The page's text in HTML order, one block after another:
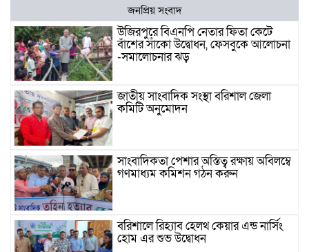
জনপ্রিয় সংবাদ
উজিরপুরে বিএনপি নেতার ফিতা কেটে
বাঁশের সাঁকো উদ্বোধন, ফেসবুকে আলোচনা
-সমালোচনার ঝড়
জাতীয় সাংবাদিক সংস্থা বরিশাল জেলা
কমিটি অনুমোদন
সাংবাদিকতা পেশার অস্তিত্ব রক্ষায় অবিলম্বে
গণমাধ্যম কমিশন গঠন করুন
বরিশালে রিহ্যাব হেলথ কেয়ার এন্ড নার্সিং
হোম এর শুভ উদ্বোধন